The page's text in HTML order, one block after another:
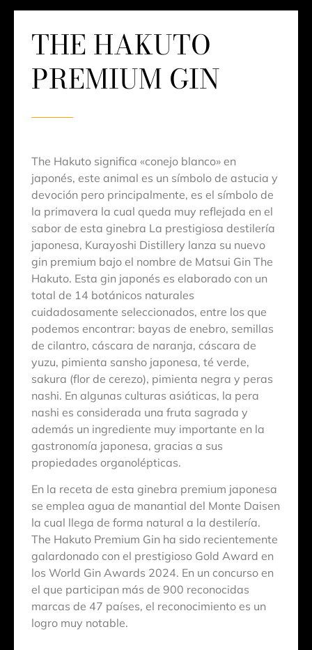
THE HAKUTO
PREMIUM GIN
The Hakuto significa «conejo blanco» en
japonés, este animal es un símbolo de astucia y
devoción pero principalmente, es el símbolo de
la primavera la cual queda muy reflejada en el
sabor de esta ginebra La prestigiosa destilería
japonesa, Kurayoshi Distillery lanza su nuevo
gin premium bajo el nombre de Matsui Gin The
Hakuto. Esta gin japonés es elaborado con un
total de 14 botánicos naturales
cuidadosamente seleccionados, entre los que
podemos encontrar: bayas de enebro, semillas
de cilantro, cáscara de naranja, cáscara de
yuzu, pimienta sansho japonesa, té verde,
sakura (flor de cerezo), pimienta negra y peras
nashi. En algunas culturas asiáticas, la pera
nashi es considerada una fruta sagrada y
además un ingrediente muy importante en la
gastronomía japonesa, gracias a sus
propiedades organolépticas.
En la receta de esta ginebra premium japonesa
se emplea agua de manantial del Monte Daisen
la cual llega de forma natural a la destilería.
The Hakuto Premium Gin ha sido recientemente
galardonado con el prestigioso Gold Award en
los World Gin Awards 2024. En un concurso en
el que participan más de 900 reconocidas
marcas de 47 países, el reconocimiento es un
logro muy notable.